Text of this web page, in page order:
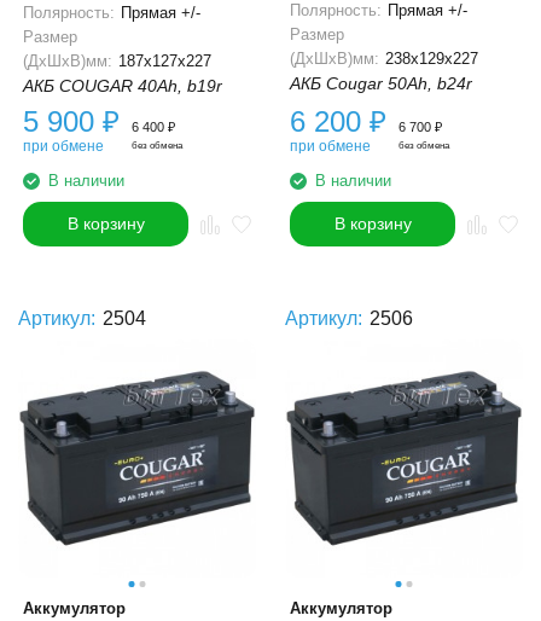
Полярность: Прямая +/-
Размер
(ДхШхВ)мм: 187x127x227
АКБ COUGAR 40Ah, b19r
5 900 ₽
при обмене
6 400 ₽
без обмена
В наличии
В корзину
Полярность: Прямая +/-
Размер
(ДхШхВ)мм: 238x129x227
АКБ Cougar 50Ah, b24r
6 200 ₽
при обмене
6 700 ₽
без обмена
В наличии
В корзину
Артикул: 2504
Аккумулятор
Артикул: 2506
Аккумулятор